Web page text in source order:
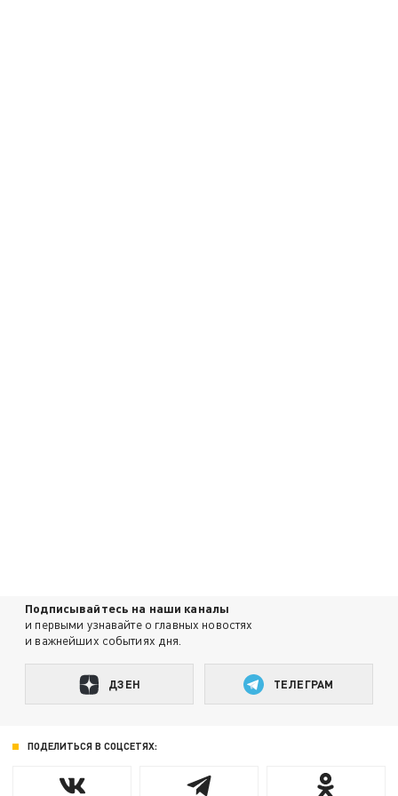
Подписывайтесь на наши каналы
и первыми узнавайте о главных новостях
и важнейших событиях дня.
ДЗЕН ТЕЛЕГРАМ
ПОДЕЛИТЬСЯ В СОЦСЕТЯХ: